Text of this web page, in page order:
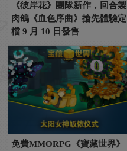
《彼岸花》團隊新作，回合製
肉鴿《血色序曲》搶先體驗定
檔 9 月 10 日發售
免費MMORPG《寶藏世界》